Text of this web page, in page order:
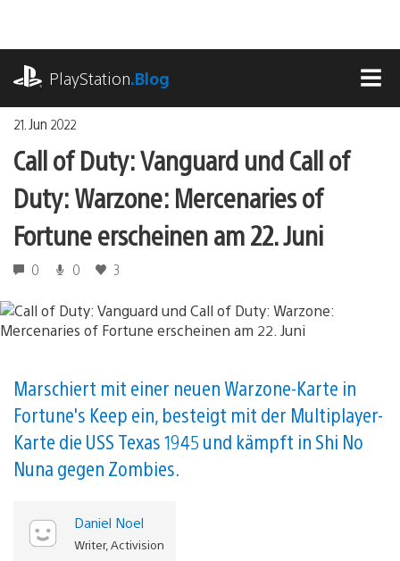
springen
PlayStation.Blog
21. Jun 2022
Call of Duty: Vanguard und Call of
Duty: Warzone: Mercenaries of
Fortune erscheinen am 22. Juni
0 0 3
Marschiert mit einer neuen Warzone-Karte in
Fortune's Keep ein, besteigt mit der Multiplayer-
Karte die USS Texas 1945 und kämpft in Shi No
Nuna gegen Zombies.
Daniel Noel
Writer, Activision